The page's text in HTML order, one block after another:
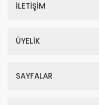
İLETİŞİM
ÜYELİK
SAYFALAR